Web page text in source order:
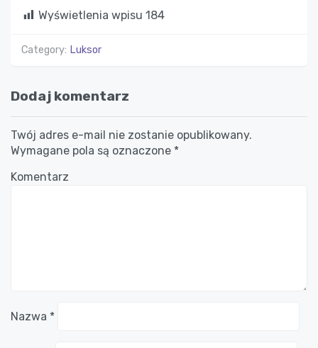
Wyświetlenia wpisu 184
Category: Luksor
Dodaj komentarz
Twój adres e-mail nie zostanie opublikowany.
Wymagane pola są oznaczone *
Komentarz
Nazwa *